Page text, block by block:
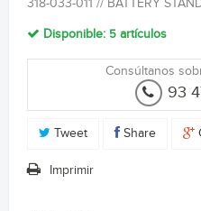
318-033-011 // BATTERY
Disponible: 5 artículos
Consúltanos
93
Tweet Share
Imprimir